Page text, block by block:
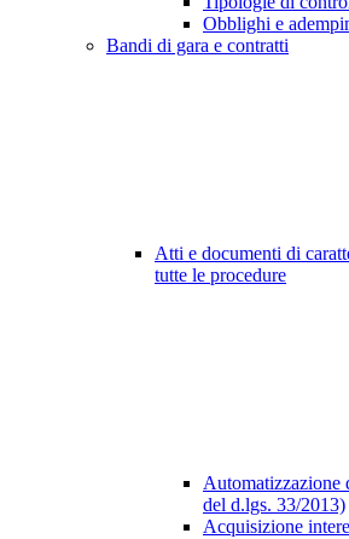
Obblighi e
Bandi di gara e contratti
Atti e documenti di
tutte le procedure
Automatizzazione
del d.lgs. 33/2013)
Acquisizione